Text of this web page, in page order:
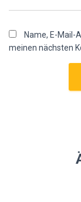
Name, E-Mail-
meinen nächsten